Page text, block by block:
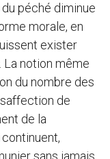
péché diminue
morale, en
exister
notion même
du nombre des
de
de la
sans jamais